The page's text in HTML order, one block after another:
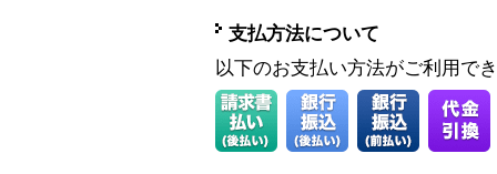
支払方法について
以下のお支払い方法がご利用で